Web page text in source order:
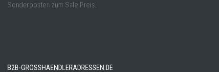
Sonderposten zum Sale Preis.
B2B-GROSSHAENDLERADRESSEN.DE